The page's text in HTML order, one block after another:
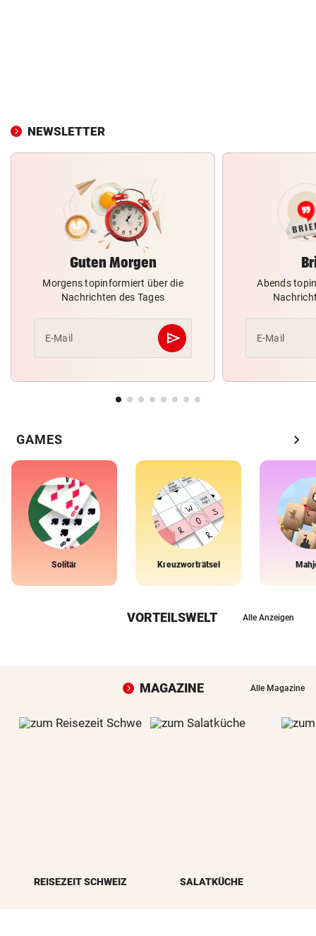
NEWSLETTER
Guten Morgen
Morgens topinformiert über die
Nachrichten des Tages
E-Mail send
Abschicken
Abends
E-Mail
GAMES chevron_right
Solitär Kreuzworträtsel
VORTEILSWELT Alle Anzeigen
MAGAZINE Alle Magazine
REISEZEIT SCHWEIZ SALATKÜCHE